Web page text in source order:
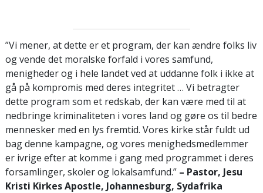
”Vi mener, at dette er et program, der kan ændre folks liv
og vende det moralske forfald i vores samfund,
menigheder og i hele landet ved at uddanne folk i ikke at
gå på kompromis med deres integritet … Vi betragter
dette program som et redskab, der kan være med til at
nedbringe kriminaliteten i vores land og gøre os til bedre
mennesker med en lys fremtid. Vores kirke står fuldt ud
bag denne kampagne, og vores menighedsmedlemmer
er ivrige efter at komme i gang med programmet i deres
forsamlinger, skoler og lokalsamfund.” – Pastor, Jesu
Kristi Kirkes Apostle, Johannesburg, Sydafrika